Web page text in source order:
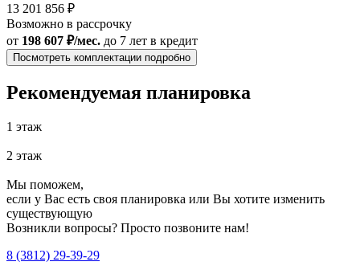
13 201 856 ₽
Возможно в рассрочку
от 198 607 ₽/мес. до 7 лет в кредит
Посмотреть комплектации подробно
Рекомендуемая планировка
1 этаж
2 этаж
Мы поможем,
если у Вас есть своя планировка или Вы хотите изменить
существующую
Возникли вопросы? Просто позвоните нам!
8 (3812) 29-39-29